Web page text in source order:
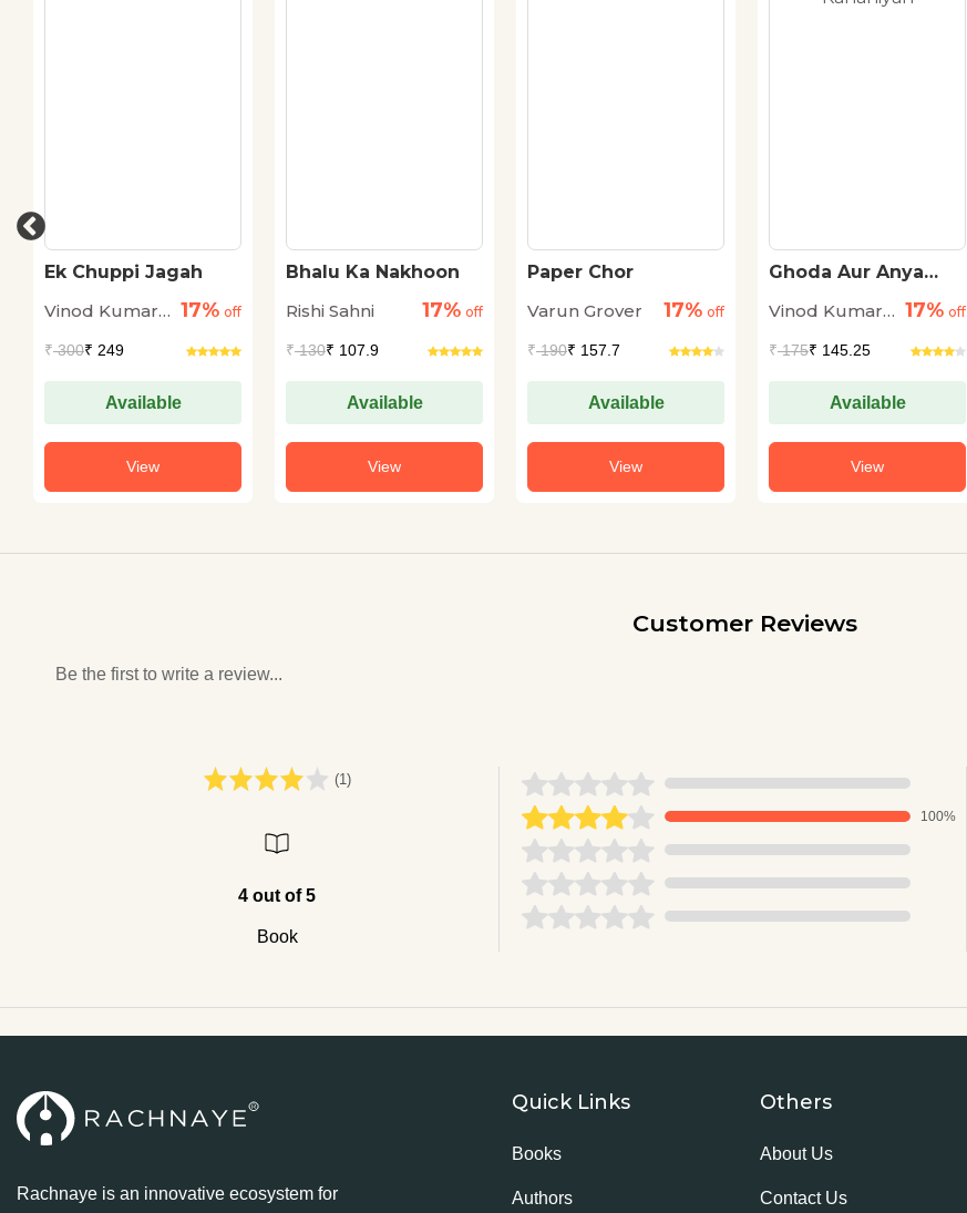
Ek Chuppi Jagah
Vinod Kumar
17% off
₹300₹ 249
Available
View
Bhalu Ka Nakhoon
Rishi Sahni
17% off
₹130₹ 107.9
Available
View
Paper Chor
Varun Grover
17% off
₹190₹ 157.7
Available
View
Ghoda Aur Anya
Vinod Kumar
17% off
₹175₹ 145.25
Available
View
Customer Reviews
Be the first to write a review...
(1)
4 out of 5
Book
100%
Rachnaye is an innovative ecosystem for
Quick Links
Books
Authors
Others
About Us
Contact Us